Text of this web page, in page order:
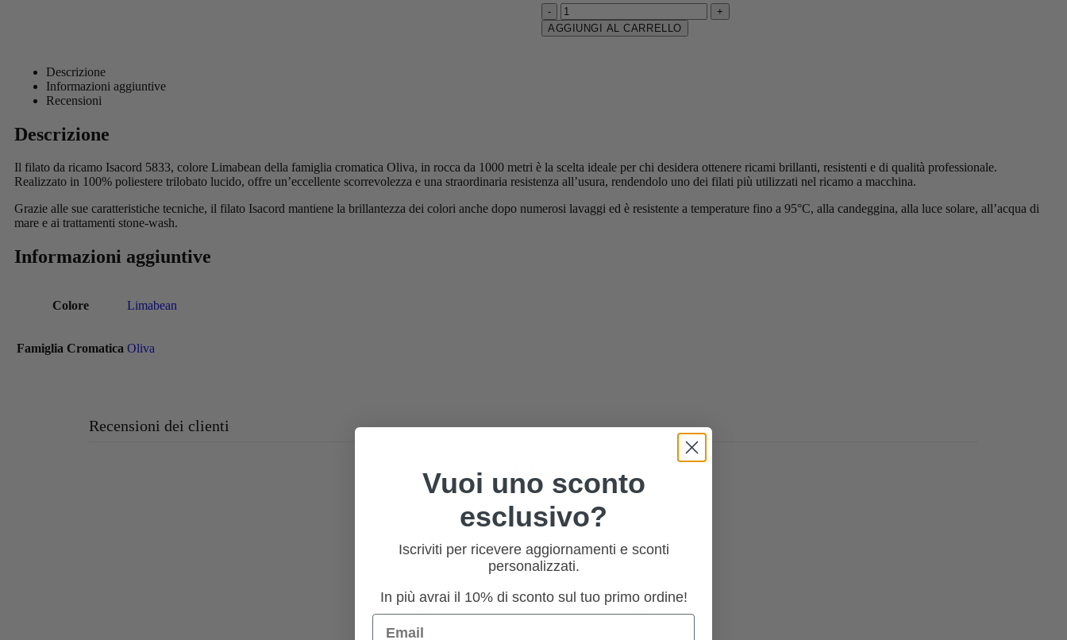
-
+
AGGIUNGI AL CARRELLO
Descrizione
Informazioni aggiuntive
Recensioni
Descrizione
Il filato da ricamo Isacord 5833, colore Limabean della famiglia cromatica Oliva, in rocca da 1000 metri è la scelta ideale per chi desidera ottenere ricami brillanti, resistenti e di qualità professionale.
Realizzato in 100% poliestere trilobato lucido, offre un’eccellente scorrevolezza e una straordinaria resistenza all’usura, rendendolo uno dei filati più utilizzati nel ricamo a macchina.
Grazie alle sue caratteristiche tecniche, il filato Isacord mantiene la brillantezza dei colori anche dopo numerosi lavaggi ed è resistente a temperature fino a 95°C, alla candeggina, alla luce solare, all’acqua di
mare e ai trattamenti stone-wash.
Informazioni aggiuntive
Colore Limabean
Famiglia Cromatica Oliva
Recensioni dei clienti
0 / 5 0 recensioni
1
Vuoi uno sconto
esclusivo?
Iscriviti per ricevere aggiornamenti e sconti
personalizzati.
In più avrai il 10% di sconto sul tuo primo ordine!
Email